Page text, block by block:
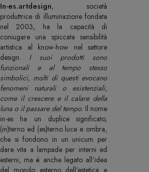
In-es.artdesign, società
produttrice di illuminazione fondata
nel 2003, ha la capacità di
coniugare una spiccata sensibilità
artistica al know-how nel settore
design. I suoi prodotti sono
funzionali e al tempo stesso
simbolici, molti di questi evocano
fenomeni naturali o esistenziali,
come il crescere e il calare della
luna o il passare del tempo. Il nome
in-es ha un duplice significato,
(in)terno ed (es)terno luce e ombra,
che si fondono in un unicum per
dare vita a lampade per interni ed
esterni, ma è anche legato all'idea
del mondo esterno dell'estetica e